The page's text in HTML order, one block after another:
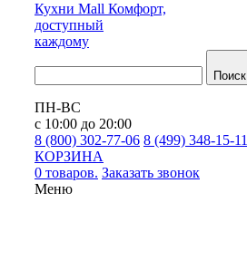
Кухни Mall Комфорт,
доступный
каждому
Поиск
ПН-ВС
с 10:00 до 20:00
8 (800) 302-77-06 8 (499) 348-15-11
КОРЗИНА
0 товаров. Заказать звонок
Меню